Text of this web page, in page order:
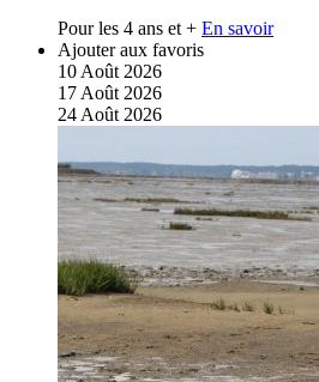
Pour les 4 ans et + En savoir
Ajouter aux favoris
10 Août 2026
17 Août 2026
24 Août 2026